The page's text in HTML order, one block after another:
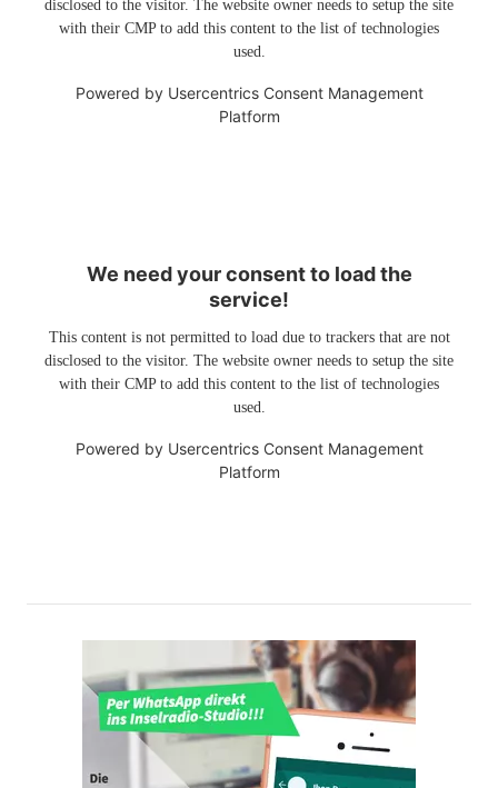
disclosed to the visitor. The website owner needs to setup the site
with their CMP to add this content to the list of technologies
used.
Powered by Usercentrics Consent Management
Platform
We need your consent to load the
service!
This content is not permitted to load due to trackers that are not
disclosed to the visitor. The website owner needs to setup the site
with their CMP to add this content to the list of technologies
used.
Powered by Usercentrics Consent Management
Platform